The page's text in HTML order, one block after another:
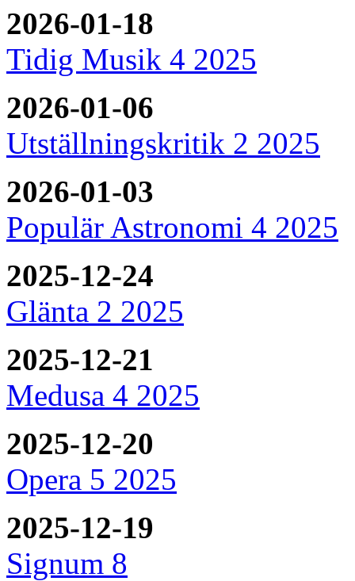
2026-01-18
Tidig Musik 4 2025
2026-01-06
Utställningskritik 2 2025
2026-01-03
Populär Astronomi 4 2025
2025-12-24
Glänta 2 2025
2025-12-21
Medusa 4 2025
2025-12-20
Opera 5 2025
2025-12-19
Signum 8